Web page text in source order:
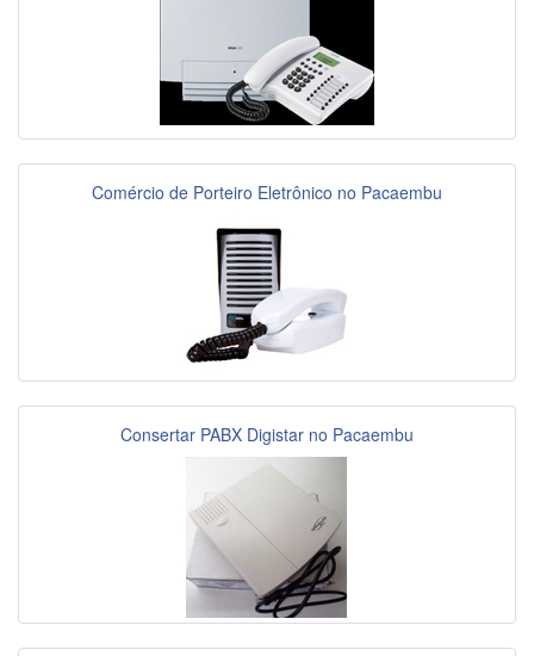
Comércio de Porteiro Eletrônico no Pacaembu
Consertar PABX Digistar no Pacaembu